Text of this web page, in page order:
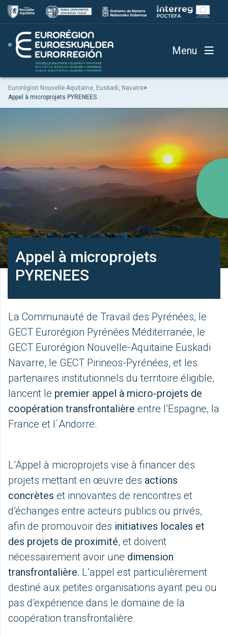
Menu
Eurorégion Nouvelle-Aquitaine, Euskadi, Navarre>
Appel à microprojets PYRENEES
Appel à microprojets
PYRENEES
La Communauté de Travail des Pyrénées, le
GECT Eurorégion Pyrénées Méditerranée, le
GECT Eurorégion Nouvelle-Aquitaine Euskadi
Navarre, le GECT Pirineos-Pyrénées, et les
partenaires institutionnels du territoire éligible,
lancent le premier appel à micro-projets de
coopération transfrontalière entre l’Espagne, la
France et l´Andorre.
L’Appel à microprojets vise à financer des
projets mettant en œuvre des actions
concrètes et innovantes de rencontres et
d’échanges entre acteurs publics ou privés,
afin de promouvoir des initiatives locales et
des projets de proximité, et doivent
nécessairement avoir une dimension
transfrontalière. L’appel est particulièrement
destiné aux petites organisations ayant peu ou
pas d’expérience dans le domaine de la
coopération transfrontalière.